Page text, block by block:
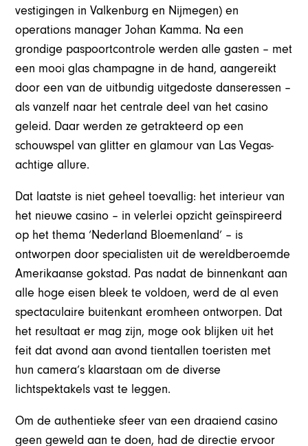
vestigingen in Valkenburg en Nijmegen) en
operations manager Johan Kamma. Na een
grondige paspoortcontrole werden alle gasten – met
een mooi glas champagne in de hand, aangereikt
door een van de uitbundig uitgedoste danseressen –
als vanzelf naar het centrale deel van het casino
geleid. Daar werden ze getrakteerd op een
schouwspel van glitter en glamour van Las Vegas-
achtige allure.
Dat laatste is niet geheel toevallig: het interieur van
het nieuwe casino – in velerlei opzicht geïnspireerd
op het thema ‘Nederland Bloemenland’ – is
ontworpen door specialisten uit de wereldberoemde
Amerikaanse gokstad. Pas nadat de binnenkant aan
alle hoge eisen bleek te voldoen, werd de al even
spectaculaire buitenkant eromheen ontworpen. Dat
het resultaat er mag zijn, moge ook blijken uit het
feit dat avond aan avond tientallen toeristen met
hun camera’s klaarstaan om de diverse
lichtspektakels vast te leggen.
Om de authentieke sfeer van een draaiend casino
geen geweld aan te doen, had de directie ervoor